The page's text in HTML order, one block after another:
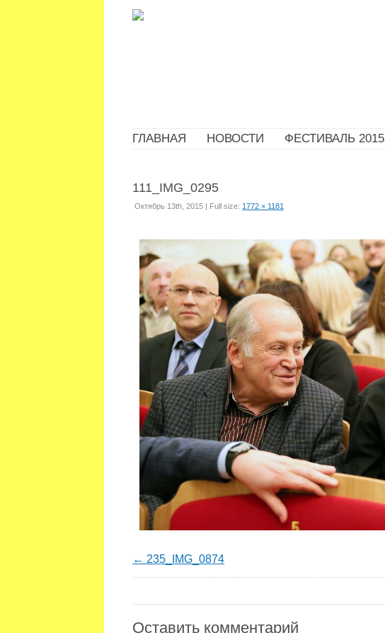
ГЛАВНАЯ НОВОСТИ ФЕСТИВАЛЬ 2015
111_IMG_0295
Октябрь 13th, 2015 | Full size: 1772 × 1181
235_IMG_0874
Оставить комментарий